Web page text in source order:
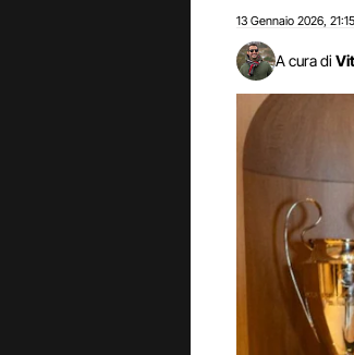
13 Gennaio 2026 21:15
A cura di